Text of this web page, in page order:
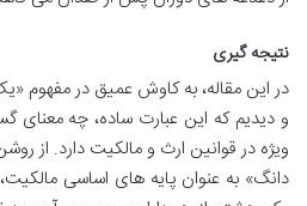
نتیجه گیری
در این مقاله، به کاوش عمیق در
و دیدیم که این عبارت ساده، چه معنای
ویژه در قوانین ارث و مالکیت دارد. از
دانگ» به عنوان پایه های اساسی